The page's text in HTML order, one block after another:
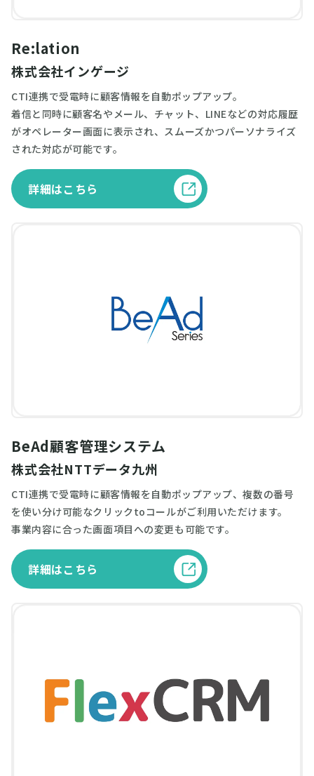
Re:lation
株式会社インゲージ
CTI連携で受電時に顧客情報を自動ポップアップ。
着信と同時に顧客名やメール、チャット、LINEなどの対応履歴
がオペレーター画面に表示され、スムーズかつパーソナライズ
された対応が可能です。
詳細はこちら
BeAd顧客管理システム
株式会社NTTデータ九州
CTI連携で受電時に顧客情報を自動ポップアップ、複数の番号
を使い分け可能なクリックtoコールがご利用いただけます。
事業内容に合った画面項目への変更も可能です。
詳細はこちら